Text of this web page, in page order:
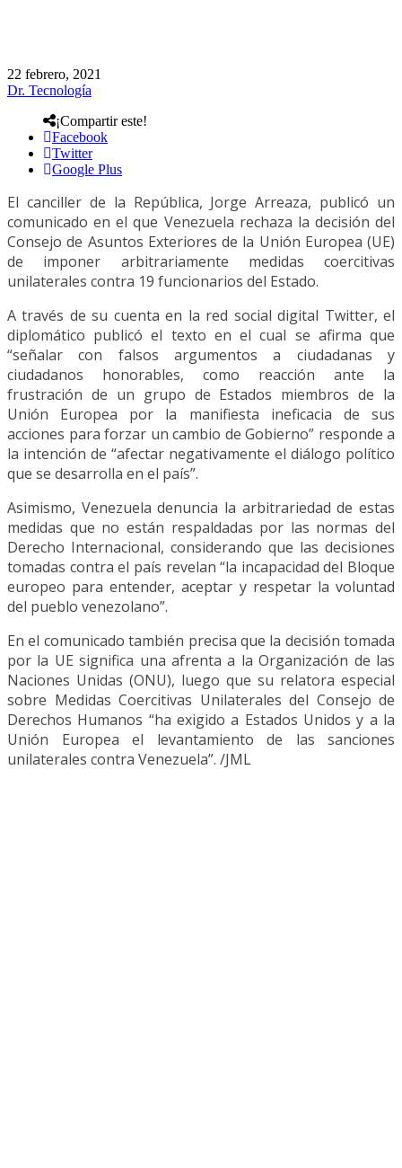
22 febrero, 2021
Dr. Tecnología
¡Compartir este!
Facebook
Twitter
Google Plus
El canciller de la República, Jorge Arreaza, publicó un
comunicado en el que Venezuela rechaza la decisión del
Consejo de Asuntos Exteriores de la Unión Europea (UE)
de imponer arbitrariamente medidas coercitivas
unilaterales contra 19 funcionarios del Estado.
A través de su cuenta en la red social digital Twitter, el
diplomático publicó el texto en el cual se afirma que
“señalar con falsos argumentos a ciudadanas y
ciudadanos honorables, como reacción ante la
frustración de un grupo de Estados miembros de la
Unión Europea por la manifiesta ineficacia de sus
acciones para forzar un cambio de Gobierno” responde a
la intención de “afectar negativamente el diálogo político
que se desarrolla en el país”.
Asimismo, Venezuela denuncia la arbitrariedad de estas
medidas que no están respaldadas por las normas del
Derecho Internacional, considerando que las decisiones
tomadas contra el país revelan “la incapacidad del Bloque
europeo para entender, aceptar y respetar la voluntad
del pueblo venezolano”.
En el comunicado también precisa que la decisión tomada
por la UE significa una afrenta a la Organización de las
Naciones Unidas (ONU), luego que su relatora especial
sobre Medidas Coercitivas Unilaterales del Consejo de
Derechos Humanos “ha exigido a Estados Unidos y a la
Unión Europea el levantamiento de las sanciones
unilaterales contra Venezuela”. /JML